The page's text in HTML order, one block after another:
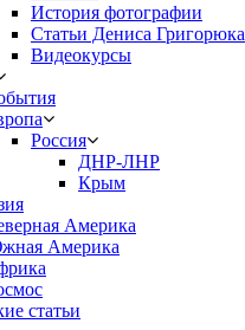
История фотографии
Статьи Дениса Григорюка
Видеокурсы
Россия
ДНР-ЛНР
Крым
Америка
Америка
статьи